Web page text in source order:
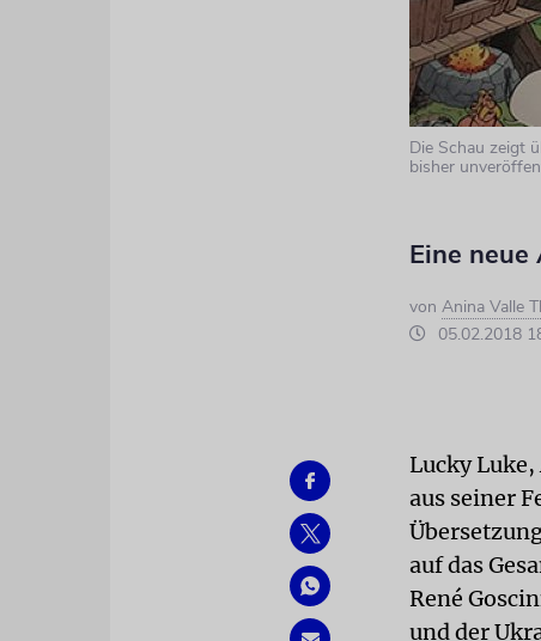
Die Schau zeigt
bisher
Eine
von Anina Valle
05.02.2018
Lucky
aus seiner
auf das
René
und der